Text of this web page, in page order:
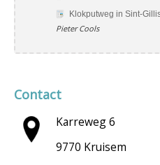
Klokputweg in Sint-
Pieter Cools
Contact
Karreweg 6
9770 Kruisem